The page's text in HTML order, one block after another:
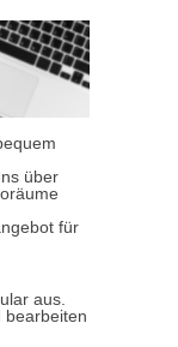
über
für
aus.
bearbeiten